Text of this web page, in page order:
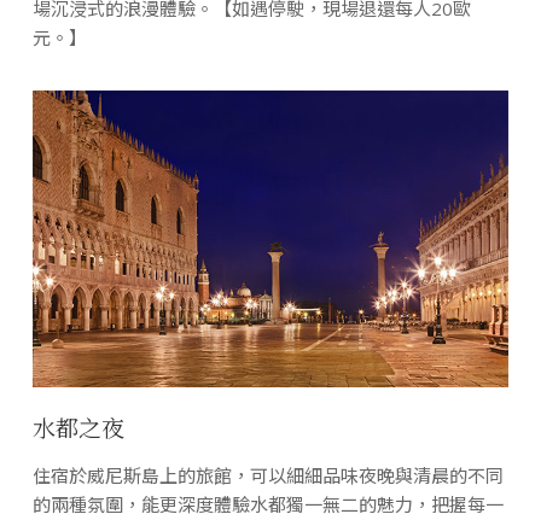
場沉浸式的浪漫體驗。【如遇停駛，現場退還每人20歐
元。】
水都之夜
住宿於威尼斯島上的旅館，可以細細品味夜晚與清晨的不同
的兩種氛圍，能更深度體驗水都獨一無二的魅力，把握每一